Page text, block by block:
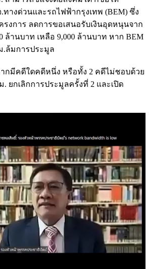
ทางด่วนและรถไฟฟ้ากรุงเทพ (BEM) ซึ่ง
รงการ ลดการขอเสนอรับเงินอุดหนุนจาก
ล้านบาท เหลือ 9,000 ล้านบาท หาก BEM
.ล้มการประมูล
กมีคดีใดคดีหนึ่ง หรือทั้ง 2 คดีไม่ชอบด้วย
ยกเลิกการประมูลครั้งที่ 2 และเปิด